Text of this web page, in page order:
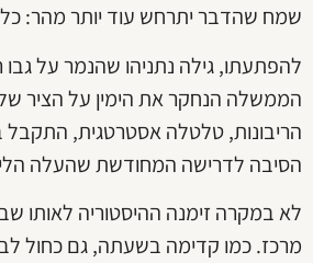
שמח שהדבר יתרחש עוד יותר מהר: כל
הממשלה הנחקר את הימין על הציר
הריבונות, טלטלה אסטרטגית, התקבל
הסיבה לדרישה המחודשת שהעלה
לא במקרה זימנה ההיסטוריה לאותו
מרכז. כמו קדימה בשעתה, גם כחול